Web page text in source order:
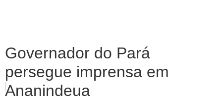
Governador do Pará
persegue imprensa em
Ananindeua